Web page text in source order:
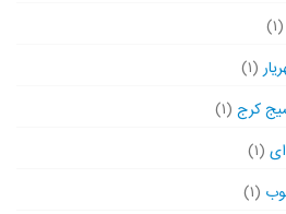
(۱)
(۱)
کرج (۱)
(۱)
(۱)